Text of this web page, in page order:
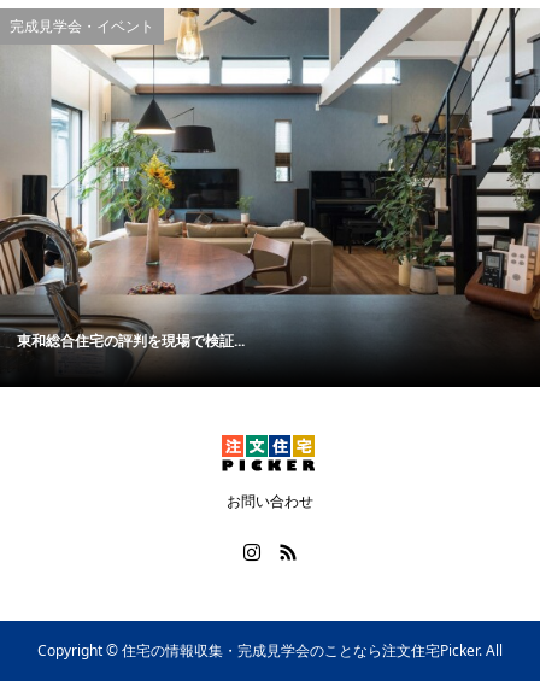
完成見学会・イベント
東和総合住宅の評判を現場で検証...
お問い合わせ
Copyright ©住宅の情報収集・完成見学会のことなら注文住宅Picker. All